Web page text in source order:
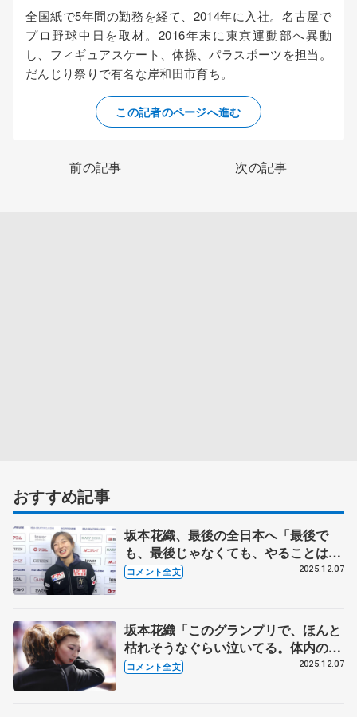
全国紙で5年間の勤務を経て、2014年に入社。名古屋で
プロ野球中日を取材。2016年末に東京運動部へ異動
し、フィギュアスケート、体操、パラスポーツを担当。
だんじり祭りで有名な岸和田市育ち。
この記者のページへ進む
前の記事 次の記事
おすすめ記事
坂本花織、最後の全日本へ「最後で
も、最後じゃなくても、やることは変
わらない」 タオル新調「春生まれな
一夜明け】
コメント全文 2025.12.07
坂本花織「このグランプリで、ほんと
枯れそうなぐらい泣いてる。体内の水
分30%になりそう」【GPファイナル
コメント全文 2025.12.07